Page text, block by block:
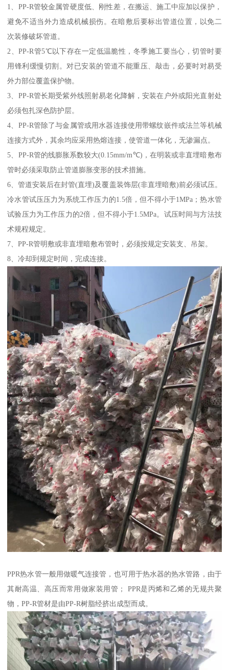
1、PP-R管较金属管硬度低、刚性差，在搬运、施工中应加以保护，
避免不适当外力造成机械损伤。在暗敷后要标出管道位置，以免二
次装修破坏管道。
2、PP-R管5℃以下存在一定低温脆性，冬季施工要当心，切管时要
用锋利缓慢切割。对已安装的管道不能重压、敲击，必要时对易受
外力部位覆盖保护物。
3、PP-R管长期受紫外线照射易老化降解，安装在户外或阳光直射处
必须包扎深色防护层。
4、PP-R管除了与金属管或用水器连接使用带螺纹嵌件或法兰等机械
连接方式外，其余均应采用热熔连接，使管道一体化，无渗漏点。
5、PP-R管的线膨胀系数较大(0.15mm/m℃)，在明装或非直埋暗敷布
管时必须采取防止管道膨胀变形的技术措施。
6、管道安装后在封管(直埋)及覆盖装饰层(非直埋暗敷)前必须试压。
冷水管试压压力为系统工作压力的1.5倍，但不得小于1MPa；热水管
试验压力为工作压力的2倍，但不得小于1.5MPa。试压时间与方法技
术规程规定。
7、PP-R管明敷或非直埋暗敷布管时，必须按规定安装支、吊架。
8、冷却到规定时间，完成连接。
PPR热水管一般用做暖气连接管，也可用于热水器的热水管路，由于
其耐高温、高压而常用做家装用管； PPR是丙烯和乙烯的无规共聚
物，PP-R管材是由PP-R树脂经挤出成型而成。